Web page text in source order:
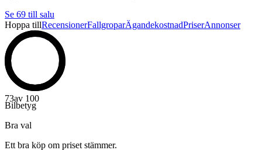
Se 69 till salu
Hoppa tillRecensionerFallgroparÄgandekostnadPriserAnnonser
73av 100
Bilbetyg
Bra val
Ett bra köp om priset stämmer.